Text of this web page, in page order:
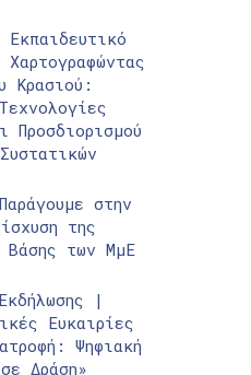
Εκπαιδευτικό
Κρασιού:
Προσδιορισμού
στην
της
Βάσης των ΜμΕ
|
Ευκαιρίες
Ψηφιακή
Δράση»